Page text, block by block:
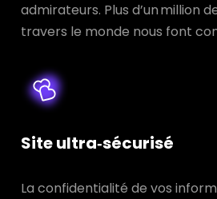
admirateurs. Plus d’un million
travers le monde nous font
Site ultra‑sécurisé
La confidentialité de vos